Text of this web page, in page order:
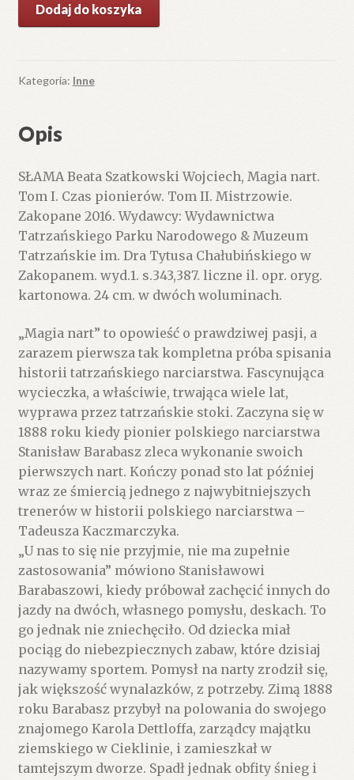
Magia
Tom
I.
Tom
Mistrzowie.
Dodaj do koszyka
Kategoria: Inne
Opis
SŁAMA Beata Szatkowski Wojciech, Magia nart.
Tom I. Czas pionierów. Tom II. Mistrzowie.
Zakopane 2016. Wydawcy: Wydawnictwa
Tatrzańskiego Parku Narodowego & Muzeum
Tatrzańskie im. Dra Tytusa Chałubińskiego w
Zakopanem. wyd.1. s.343,387. liczne il. opr. oryg.
kartonowa. 24 cm. w dwóch woluminach.
„Magia nart” to opowieść o prawdziwej pasji, a
zarazem pierwsza tak kompletna próba spisania
historii tatrzańskiego narciarstwa. Fascynująca
wycieczka, a właściwie, trwająca wiele lat,
wyprawa przez tatrzańskie stoki. Zaczyna się w
1888 roku kiedy pionier polskiego narciarstwa
Stanisław Barabasz zleca wykonanie swoich
pierwszych nart. Kończy ponad sto lat później
wraz ze śmiercią jednego z najwybitniejszych
trenerów w historii polskiego narciarstwa –
Tadeusza Kaczmarczyka.
„U nas to się nie przyjmie, nie ma zupełnie
zastosowania” mówiono Stanisławowi
Barabaszowi, kiedy próbował zachęcić innych do
jazdy na dwóch, własnego pomysłu, deskach. To
go jednak nie zniechęciło. Od dziecka miał
pociąg do niebezpiecznych zabaw, które dzisiaj
nazywamy sportem. Pomysł na narty zrodził się,
jak większość wynalazków, z potrzeby. Zimą 1888
roku Barabasz przybył na polowania do swojego
znajomego Karola Dettloffa, zarządcy majątku
ziemskiego w Cieklinie, i zamieszkał w
tamtejszym dworze. Spadł jednak obfity śnieg i